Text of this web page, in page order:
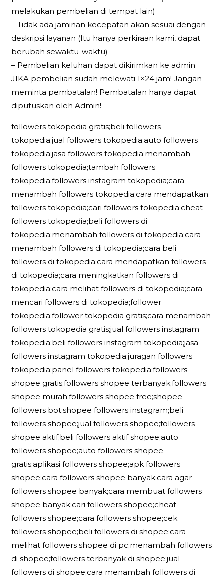
melakukan pembelian di tempat lain)
– Tidak ada jaminan kecepatan akan sesuai dengan
deskripsi layanan (Itu hanya perkiraan kami, dapat
berubah sewaktu-waktu)
– Pembelian keluhan dapat dikirimkan ke admin
JIKA pembelian sudah melewati 1×24 jam! Jangan
meminta pembatalan! Pembatalan hanya dapat
diputuskan oleh Admin!
followers tokopedia gratis;beli followers
tokopedia;jual followers tokopedia;auto followers
tokopedia;jasa followers tokopedia;menambah
followers tokopedia;tambah followers
tokopedia;followers instagram tokopedia;cara
menambah followers tokopedia;cara mendapatkan
followers tokopedia;cari followers tokopedia;cheat
followers tokopedia;beli followers di
tokopedia;menambah followers di tokopedia;cara
menambah followers di tokopedia;cara beli
followers di tokopedia;cara mendapatkan followers
di tokopedia;cara meningkatkan followers di
tokopedia;cara melihat followers di tokopedia;cara
mencari followers di tokopedia;follower
tokopedia;follower tokopedia gratis;cara menambah
followers tokopedia gratis;jual followers instagram
tokopedia;beli followers instagram tokopedia;jasa
followers instagram tokopedia;juragan followers
tokopedia;panel followers tokopedia;followers
shopee gratis;followers shopee terbanyak;followers
shopee murah;followers shopee free;shopee
followers bot;shopee followers instagram;beli
followers shopee;jual followers shopee;followers
shopee aktif;beli followers aktif shopee;auto
followers shopee;auto followers shopee
gratis;aplikasi followers shopee;apk followers
shopee;cara followers shopee banyak;cara agar
followers shopee banyak;cara membuat followers
shopee banyak;cari followers shopee;cheat
followers shopee;cara followers shopee;cek
followers shopee;beli followers di shopee;cara
melihat followers shopee di pc;menambah followers
di shopee;followers terbanyak di shopee;jual
followers di shopee;cara menambah followers di